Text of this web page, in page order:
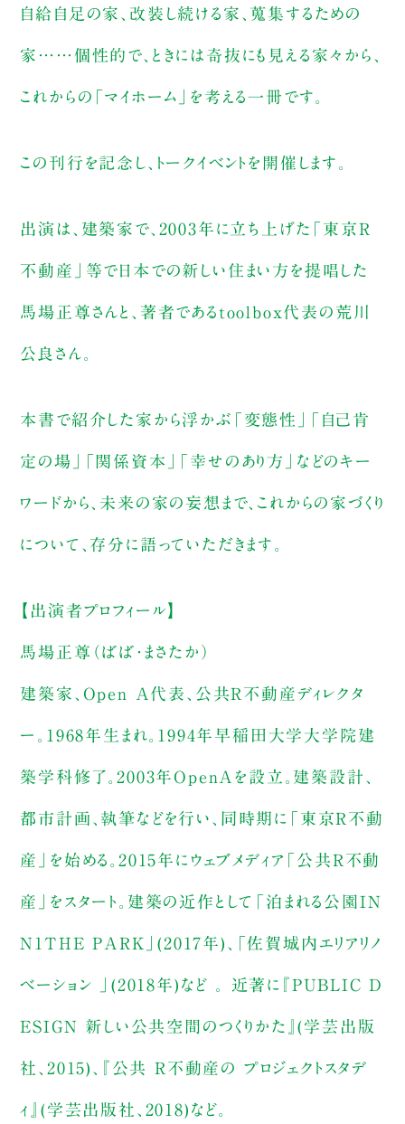
自給自足の家、改装し続ける家、蒐集するための
家……個性的で、ときには奇抜にも見える家々から、
これからの「マイホーム」を考える一冊です。
この刊行を記念し、トークイベントを開催します。
出演は、建築家で、2003年に立ち上げた「東京R
不動産」等で日本での新しい住まい方を提唱した
馬場正尊さんと、著者であるtoolbox代表の荒川
公良さん。
本書で紹介した家から浮かぶ「変態性」「自己肯
定の場」「関係資本」「幸せのあり方」などのキー
ワードから、未来の家の妄想まで、これからの家づくり
について、存分に語っていただきます。
【出演者プロフィール】
馬場正尊（ばば・まさたか）
建築家、Open A代表、公共R不動産ディレクタ
ー。1968年生まれ。1994年早稲田大学大学院建
築学科修了。2003年OpenAを設立。建築設計、
都市計画、執筆などを行い、同時期に「東京R不動
産」を始める。2015年にウェブメディア「公共R不動
産」をスタート。建築の近作として「泊まれる公園IN
N1THE PARK」(2017年)、「佐賀城内エリアリノ
ベーション 」(2018年)など 。 近著に『PUBLIC D
ESIGN 新しい公共空間のつくりかた』(学芸出版
社、2015)、『公共 R不動産の プロジェクトスタデ
ィ』(学芸出版社、2018)など。